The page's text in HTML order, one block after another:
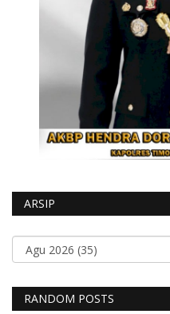
ARSIP
RANDOM POSTS